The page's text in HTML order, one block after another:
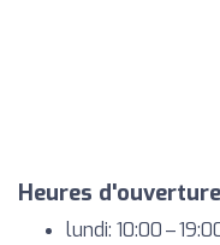
Heures d'ouverture
lundi: 10:00 –